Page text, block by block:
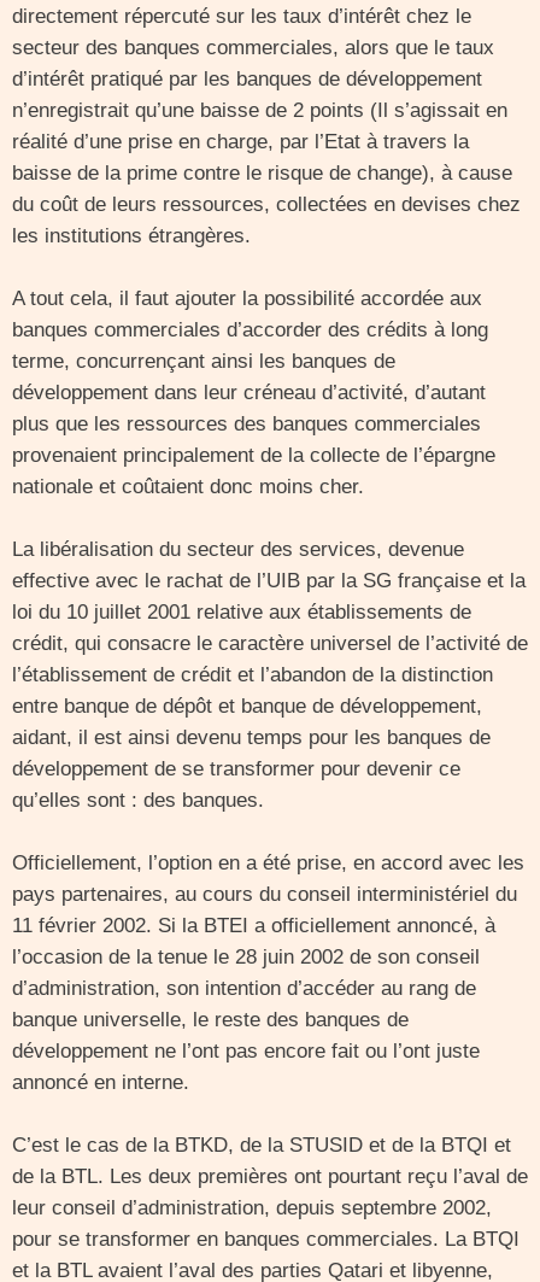
directement répercuté sur les taux d’intérêt chez le
secteur des banques commerciales, alors que le taux
d’intérêt pratiqué par les banques de développement
n’enregistrait qu’une baisse de 2 points (Il s’agissait en
réalité d’une prise en charge, par l’Etat à travers la
baisse de la prime contre le risque de change), à cause
du coût de leurs ressources, collectées en devises chez
les institutions étrangères.
A tout cela, il faut ajouter la possibilité accordée aux
banques commerciales d’accorder des crédits à long
terme, concurrençant ainsi les banques de
développement dans leur créneau d’activité, d’autant
plus que les ressources des banques commerciales
provenaient principalement de la collecte de l’épargne
nationale et coûtaient donc moins cher.
La libéralisation du secteur des services, devenue
effective avec le rachat de l’UIB par la SG française et la
loi du 10 juillet 2001 relative aux établissements de
crédit, qui consacre le caractère universel de l’activité de
l’établissement de crédit et l’abandon de la distinction
entre banque de dépôt et banque de développement,
aidant, il est ainsi devenu temps pour les banques de
développement de se transformer pour devenir ce
qu’elles sont : des banques.
Officiellement, l’option en a été prise, en accord avec les
pays partenaires, au cours du conseil interministériel du
11 février 2002. Si la BTEI a officiellement annoncé, à
l’occasion de la tenue le 28 juin 2002 de son conseil
d’administration, son intention d’accéder au rang de
banque universelle, le reste des banques de
développement ne l’ont pas encore fait ou l’ont juste
annoncé en interne.
C’est le cas de la BTKD, de la STUSID et de la BTQI et
de la BTL. Les deux premières ont pourtant reçu l’aval de
leur conseil d’administration, depuis septembre 2002,
pour se transformer en banques commerciales. La BTQI
et la BTL avaient l’aval des parties Qatari et libyenne,